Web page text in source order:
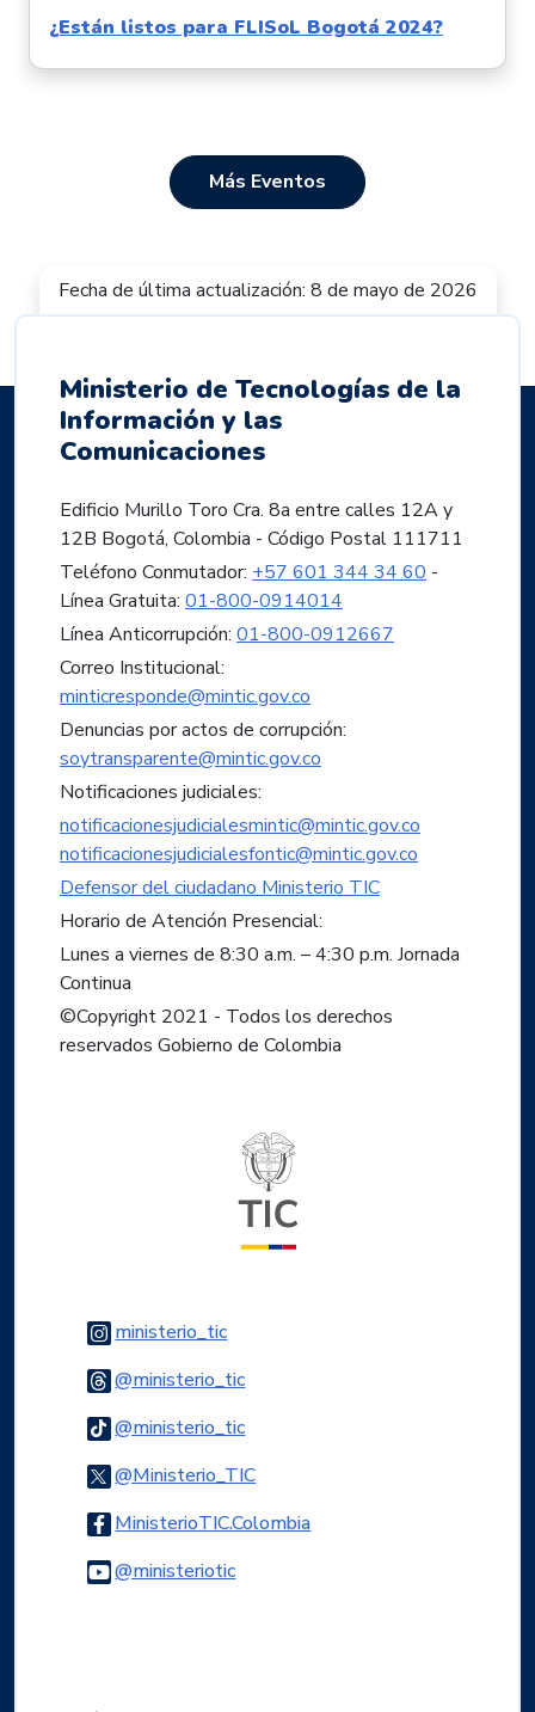
¿Están listos para FLISoL Bogotá 2024?
Más Eventos
Fecha de última actualización: 8 de mayo de 2026
Ministerio de Tecnologías de la
Información y las
Comunicaciones
Edificio Murillo Toro Cra. 8a entre calles 12A y
12B Bogotá, Colombia - Código Postal 111711
Teléfono Conmutador: +57 601 344 34 60 -
Línea Gratuita: 01-800-0914014
Línea Anticorrupción: 01-800-0912667
Correo Institucional:
minticresponde@mintic.gov.co
Denuncias por actos de corrupción:
soytransparente@mintic.gov.co
Notificaciones judiciales:
notificacionesjudicialesmintic@mintic.gov.co
notificacionesjudicialesfontic@mintic.gov.co
Defensor del ciudadano Ministerio TIC
Horario de Atención Presencial:
Lunes a viernes de 8:30 a.m. – 4:30 p.m. Jornada
Continua
©Copyright 2021 - Todos los derechos
reservados Gobierno de Colombia
ministerio_ticLogo Instagram
@ministerio_ticLogo Threads
@ministerio_ticLogo Tiktok
@Ministerio_TICLogo Twitter
MinisterioTIC.ColombiaLogo Facebook
@ministerioticLogo Youtube